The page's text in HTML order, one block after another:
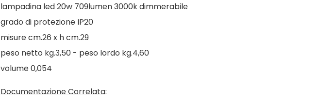
lampadina led 20w 709lumen 3000k dimmerabile
grado di protezione IP20
misure cm.26 x h cm.29
peso netto kg.3,50 - peso lordo kg.4,60
volume 0,054
Documentazione Correlata: